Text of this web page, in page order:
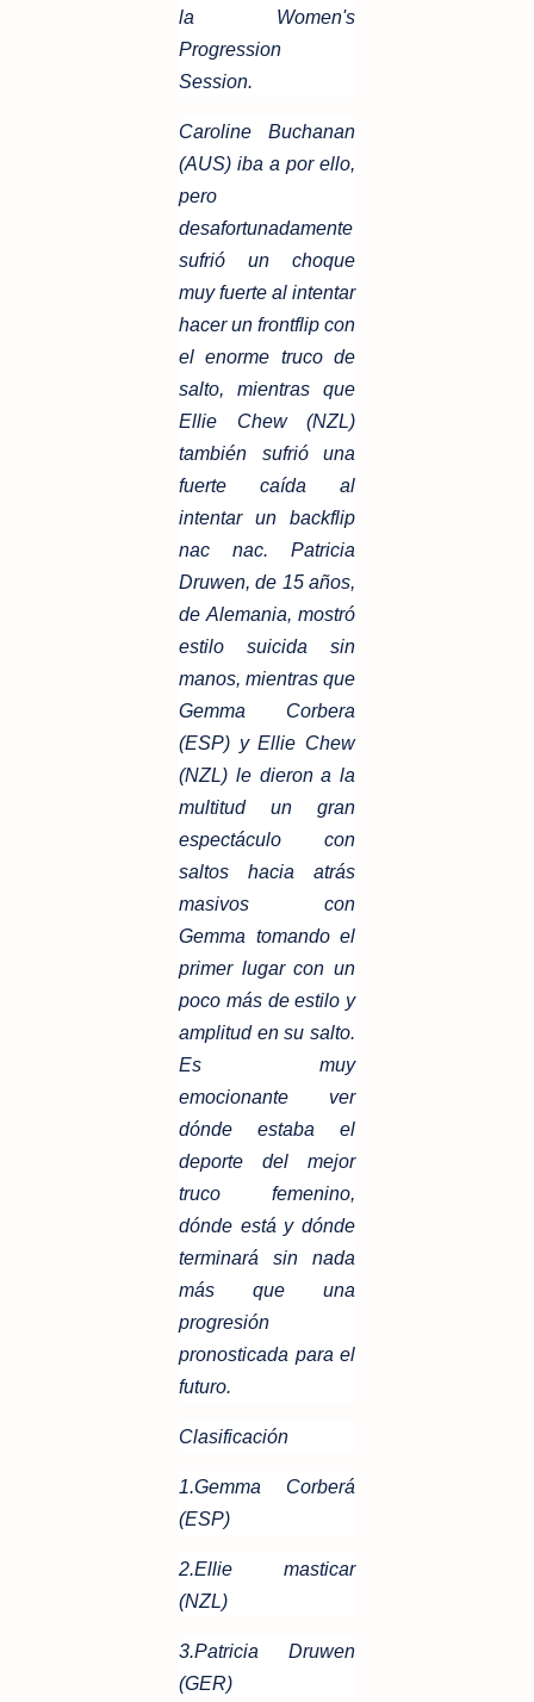
la Women's
Progression
Session.
Caroline Buchanan
(AUS) iba a por ello,
pero
desafortunadamente
sufrió un choque
muy fuerte al intentar
hacer un frontflip con
el enorme truco de
salto, mientras que
Ellie Chew (NZL)
también sufrió una
fuerte caída al
intentar un backflip
nac nac. Patricia
Druwen, de 15 años,
de Alemania, mostró
estilo suicida sin
manos, mientras que
Gemma Corbera
(ESP) y Ellie Chew
(NZL) le dieron a la
multitud un gran
espectáculo con
saltos hacia atrás
masivos con
Gemma tomando el
primer lugar con un
poco más de estilo y
amplitud en su salto.
Es muy
emocionante ver
dónde estaba el
deporte del mejor
truco femenino,
dónde está y dónde
terminará sin nada
más que una
progresión
pronosticada para el
futuro.
Clasificación
1.Gemma Corberá
(ESP)
2.Ellie masticar
(NZL)
3.Patricia Druwen
(GER)